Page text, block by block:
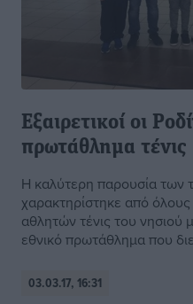
Εξαιρετικοί οι
πρωτάθλημα τένις
Η καλύτερη παρουσία των
χαρακτηρίστηκε από
αθλητών τένις του νησιού
εθνικό πρωτάθλημα που
03.03.17, 16:31